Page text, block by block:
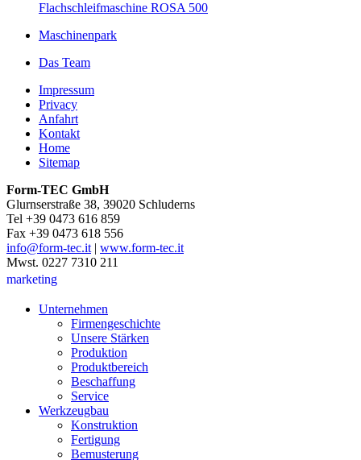
Flachschleifmaschine ROSA 500
Maschinenpark
Das Team
Impressum
Privacy
Anfahrt
Kontakt
Home
Sitemap
Form-TEC GmbH
Glurnserstraße 38, 39020 Schluderns
Tel +39 0473 616 859
Fax +39 0473 618 556
info@form-tec.it| www.form-tec.it
Mwst. 0227 7310 211
marketing
Unternehmen
Firmengeschichte
Unsere Stärken
Produktion
Produktbereich
Beschaffung
Service
Werkzeugbau
Konstruktion
Fertigung
Bemusterung